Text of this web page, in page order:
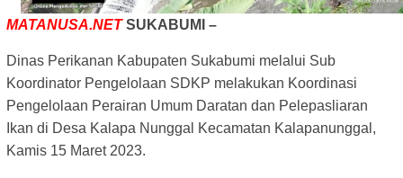
MATANUSA.NETSUKABUMI –
Dinas Perikanan Kabupaten Sukabumi melalui Sub
Koordinator Pengelolaan SDKP melakukan Koordinasi
Pengelolaan Perairan Umum Daratan dan Pelepasliaran
Ikan di Desa Kalapa Nunggal Kecamatan Kalapanunggal,
Kamis 15 Maret 2023.